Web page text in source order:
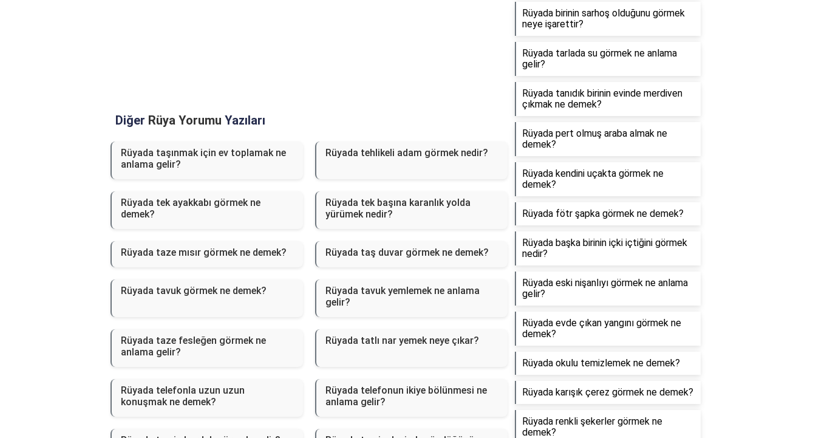
Diğer Rüya Yorumu Yazıları
Rüyada taşınmak için ev toplamak ne
anlama gelir?
Rüyada tehlikeli adam görmek nedir?
Rüyada tek ayakkabı görmek ne
demek?
Rüyada tek başına karanlık yolda
yürümek nedir?
Rüyada taze mısır görmek ne demek? Rüyada taş duvar görmek ne demek?
Rüyada tavuk görmek ne demek?
Rüyada tavuk yemlemek ne anlama
gelir?
Rüyada taze fesleğen görmek ne
anlama gelir?
Rüyada tatlı nar yemek neye çıkar?
Rüyada telefonla uzun uzun
konuşmak ne demek?
Rüyada telefonun ikiye bölünmesi ne
anlama gelir?
Rüyada birinin sarhoş olduğunu görmek
neye işarettir?
Rüyada tarlada su görmek ne anlama
gelir?
Rüyada tanıdık birinin evinde merdiven
çıkmak ne demek?
Rüyada pert olmuş araba almak ne
demek?
Rüyada kendini uçakta görmek ne
demek?
Rüyada fötr şapka görmek ne demek?
Rüyada başka birinin içki içtiğini görmek
nedir?
Rüyada eski nişanlıyı görmek ne anlama
gelir?
Rüyada evde çıkan yangını görmek ne
demek?
Rüyada okulu temizlemek ne demek?
Rüyada karışık çerez görmek ne demek?
Rüyada renkli şekerler görmek ne
demek?